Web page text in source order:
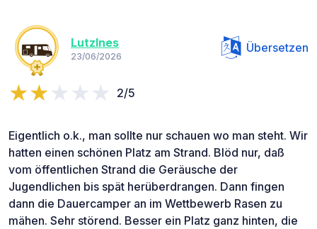
LutzInes
23/06/2026
Übersetzen
2/5
Eigentlich o.k., man sollte nur schauen wo man steht. Wir
hatten einen schönen Platz am Strand. Blöd nur, daß
vom öffentlichen Strand die Geräusche der
Jugendlichen bis spät herüberdrangen. Dann fingen
dann die Dauercamper an im Wettbewerb Rasen zu
mähen. Sehr störend. Besser ein Platz ganz hinten, die